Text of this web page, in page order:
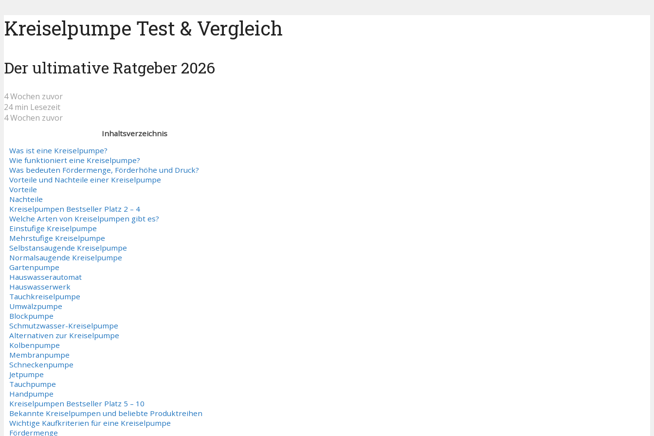
Kreiselpumpe Test & Vergleich
Der ultimative Ratgeber 2026
4 Wochen zuvor
24 min Lesezeit
4 Wochen zuvor
Inhaltsverzeichnis
Was ist eine Kreiselpumpe?
Wie funktioniert eine Kreiselpumpe?
Was bedeuten Fördermenge, Förderhöhe und Druck?
Vorteile und Nachteile einer Kreiselpumpe
Vorteile
Nachteile
Kreiselpumpen Bestseller Platz 2 – 4
Welche Arten von Kreiselpumpen gibt es?
Einstufige Kreiselpumpe
Mehrstufige Kreiselpumpe
Selbstansaugende Kreiselpumpe
Normalsaugende Kreiselpumpe
Gartenpumpe
Hauswasserautomat
Hauswasserwerk
Tauchkreiselpumpe
Umwälzpumpe
Blockpumpe
Schmutzwasser-Kreiselpumpe
Alternativen zur Kreiselpumpe
Kolbenpumpe
Membranpumpe
Schneckenpumpe
Jetpumpe
Tauchpumpe
Handpumpe
Kreiselpumpen Bestseller Platz 5 – 10
Bekannte Kreiselpumpen und beliebte Produktreihen
Wichtige Kaufkriterien für eine Kreiselpumpe
Fördermenge